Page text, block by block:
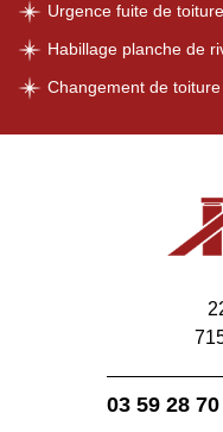
Urgence fuite de
Habillage planche de
Changement de
03 59 28